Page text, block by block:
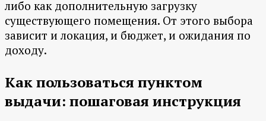
либо как дополнительную загрузку
существующего помещения. От этого выбора
зависит и локация, и бюджет, и ожидания по
доходу.
Как пользоваться пунктом
выдачи: пошаговая инструкция